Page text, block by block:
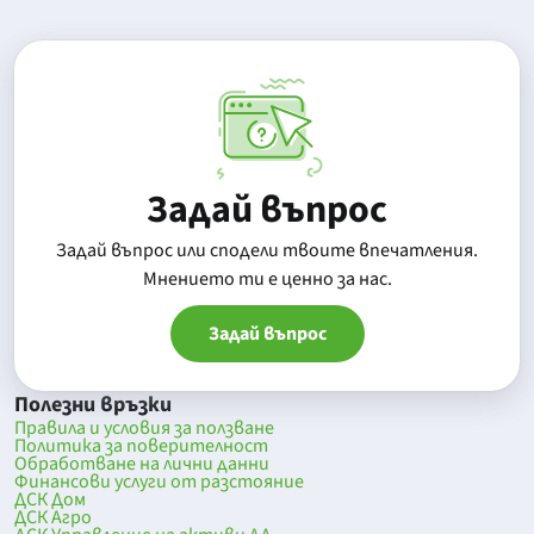
Задай въпрос
Задай въпрос или сподели твоите впечатления.
Mнението ти е ценно за нас.
Задай въпрос
Полезни връзки
Правила и условия за ползване
Политика за поверителност
Обработване на лични данни
Финансови услуги от разстояние
ДСК Дом
ДСК Агро